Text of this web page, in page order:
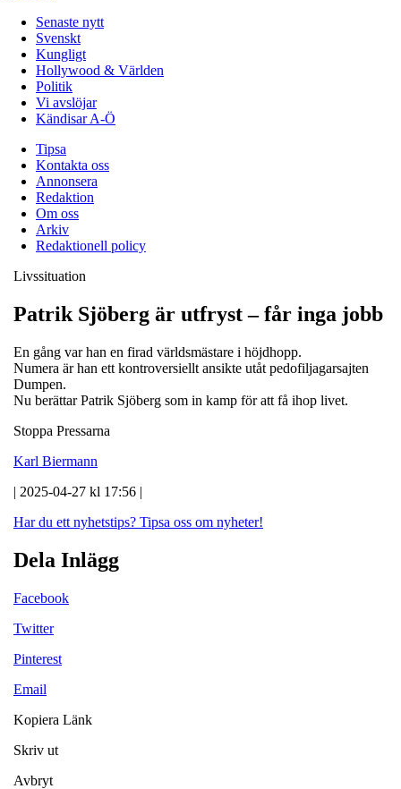
Senaste nytt
Svenskt
Kungligt
Hollywood & Världen
Politik
Vi avslöjar
Kändisar A-Ö
Tipsa
Kontakta oss
Annonsera
Redaktion
Om oss
Arkiv
Redaktionell policy
Livssituation
Patrik Sjöberg är utfryst – får inga jobb
En gång var han en firad världsmästare i höjdhopp.
Numera är han ett kontroversiellt ansikte utåt pedofiljagarsajten
Dumpen.
Nu berättar Patrik Sjöberg som in kamp för att få ihop livet.
Stoppa Pressarna
Karl Biermann
| 2025-04-27 kl 17:56 |
Har du ett nyhetstips? Tipsa oss om nyheter!
Dela Inlägg
Facebook
Twitter
Pinterest
Email
Kopiera Länk
Skriv ut
Avbryt